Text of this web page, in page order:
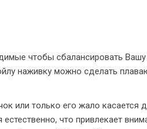
чтобы сбалансировать
наживку можно сделать
или только его жало касается
что привлекает